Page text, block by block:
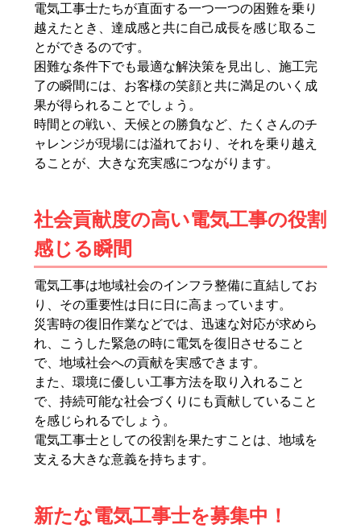
電気工事士たちが直面する一つ一つの困難を乗り
越えたとき、達成感と共に自己成長を感じ取るこ
とができるのです。
困難な条件下でも最適な解決策を見出し、施工完
了の瞬間には、お客様の笑顔と共に満足のいく成
果が得られることでしょう。
時間との戦い、天候との勝負など、たくさんのチ
ャレンジが現場には溢れており、それを乗り越え
ることが、大きな充実感につながります。
社会貢献度の高い電気工事の役割
感じる瞬間
電気工事は地域社会のインフラ整備に直結してお
り、その重要性は日に日に高まっています。
災害時の復旧作業などでは、迅速な対応が求めら
れ、こうした緊急の時に電気を復旧させること
で、地域社会への貢献を実感できます。
また、環境に優しい工事方法を取り入れること
で、持続可能な社会づくりにも貢献していること
を感じられるでしょう。
電気工事士としての役割を果たすことは、地域を
支える大きな意義を持ちます。
新たな電気工事士を募集中！